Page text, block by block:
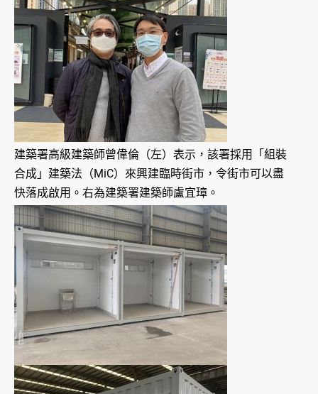
建築署高級建築師曾偉倫（左）表示，該署採用「組裝
合成」建築法（MiC）來興建臨時街市，令街市可以盡
快落成啟用。右為建築署建築師盧宜璋。